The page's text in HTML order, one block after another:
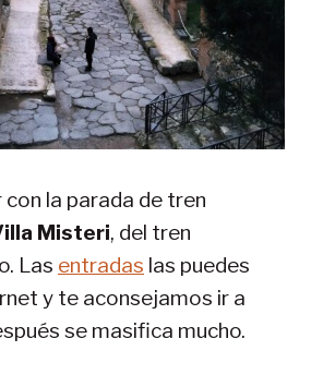
la parada de tren
Misteri, del tren
Las entradas las puedes
y te aconsejamos ir a
se masifica mucho.